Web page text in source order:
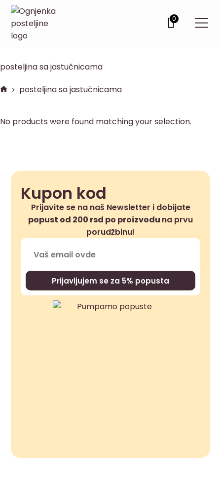
0
posteljina sa jastučnicama
posteljina sa jastučnicama
No products were found matching your selection.
Kupon kod
Prijavite se na naš Newsletter i dobijate
popust od 200 rsd po proizvodu na prvu
porudžbinu!
Prijavljujem se za 5% popusta